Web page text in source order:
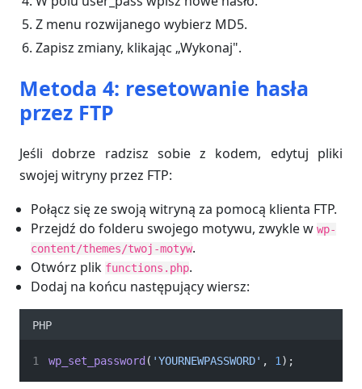
Z menu rozwijanego wybierz MD5.
Zapisz zmiany, klikając „Wykonaj".
Metoda 4: resetowanie hasła
przez FTP
Jeśli dobrze radzisz sobie z kodem, edytuj pliki
swojej witryny przez FTP:
Połącz się ze swoją witryną za pomocą klienta FTP.
Przejdź do folderu swojego motywu, zwykle wwp-
content/themes/twoj-motyw.
Otwórz plik functions.php.
Dodaj na końcu następujący wiersz:
PHP
wp_set_password ( 'YOURNEWPASSWORD' , 1);